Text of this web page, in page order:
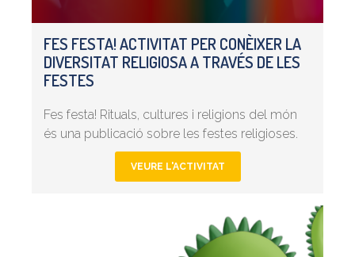
FES FESTA! ACTIVITAT PER CONÈIXER LA
DIVERSITAT RELIGIOSA A TRAVÉS DE LES
FESTES
Fes festa! Rituals, cultures i religions del món
és una publicació sobre les festes religioses.
VEURE L'ACTIVITAT